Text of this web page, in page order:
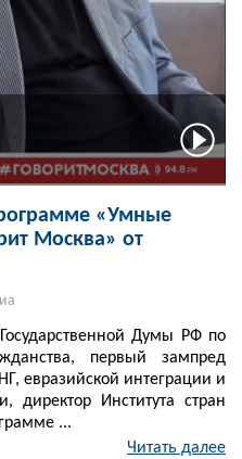
«Умные
Москва» от
Думы РФ по
первый зампред
евразийской интеграции и
директор Института стран
...
Читать далее